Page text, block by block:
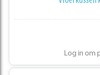
Log in om